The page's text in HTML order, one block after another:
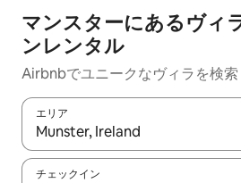
マンスターにあるヴィ
ンレンタル
Airbnbでユニークなヴィラを検索
エリア
検索結果が表示されたら、上下の
チェックイン